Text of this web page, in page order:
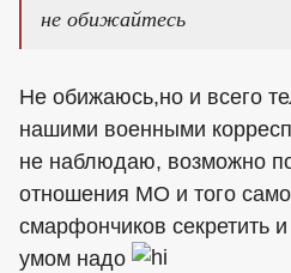
не обижайтесь
Не обижаюсь,но и всего
нашими военными
не наблюдаю, возможно
отношения МО и того
смарфончиков секретить
умом надо